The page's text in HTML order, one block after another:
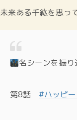
未来ある千紘を思っ
名シーンを振り
第8話 #ハッピ